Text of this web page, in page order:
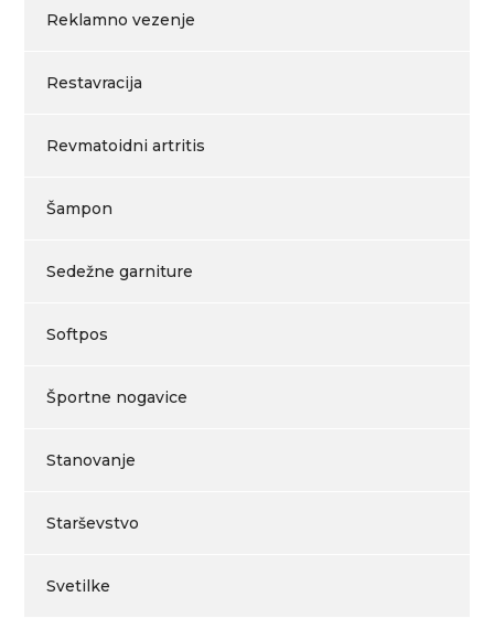
Reklamno vezenje
Restavracija
Revmatoidni artritis
Šampon
Sedežne garniture
Softpos
Športne nogavice
Stanovanje
Starševstvo
Svetilke